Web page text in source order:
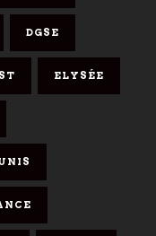
DGSE
ELYSÉE